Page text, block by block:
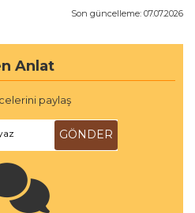
Son güncelleme: 07.07.2026
Anlat
paylaş
GÖNDER